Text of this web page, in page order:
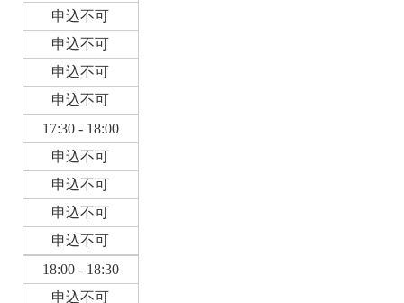
申込不可
申込不可
申込不可
申込不可
17:30 - 18:00
申込不可
申込不可
申込不可
申込不可
18:00 - 18:30
申込不可